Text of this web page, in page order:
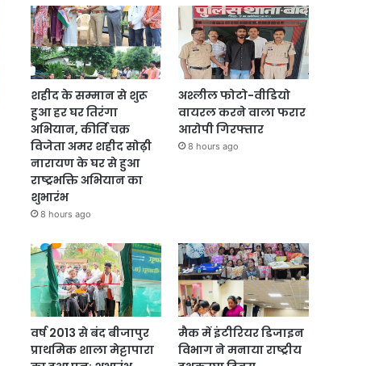
शहीद के सम्मान से शुरू
हुआ हर घर तिरंगा
अभियान, कीर्ति चक्र
विजेता अमर शहीद सोढ़ी
नारायण के घर से हुआ
राष्ट्रभक्ति अभियान का
शुभारंभ
8 hours ago
अश्लील फोटो-वीडियो
वायरल करने वाला फरार
आरोपी गिरफ्तार
8 hours ago
वर्ष 2013 से बंद बीजापुर
प्राथमिक शाला मेट्टापारा
मैक में इंटीरियर डिजाइन
विभाग ने मनाया राष्ट्रीय